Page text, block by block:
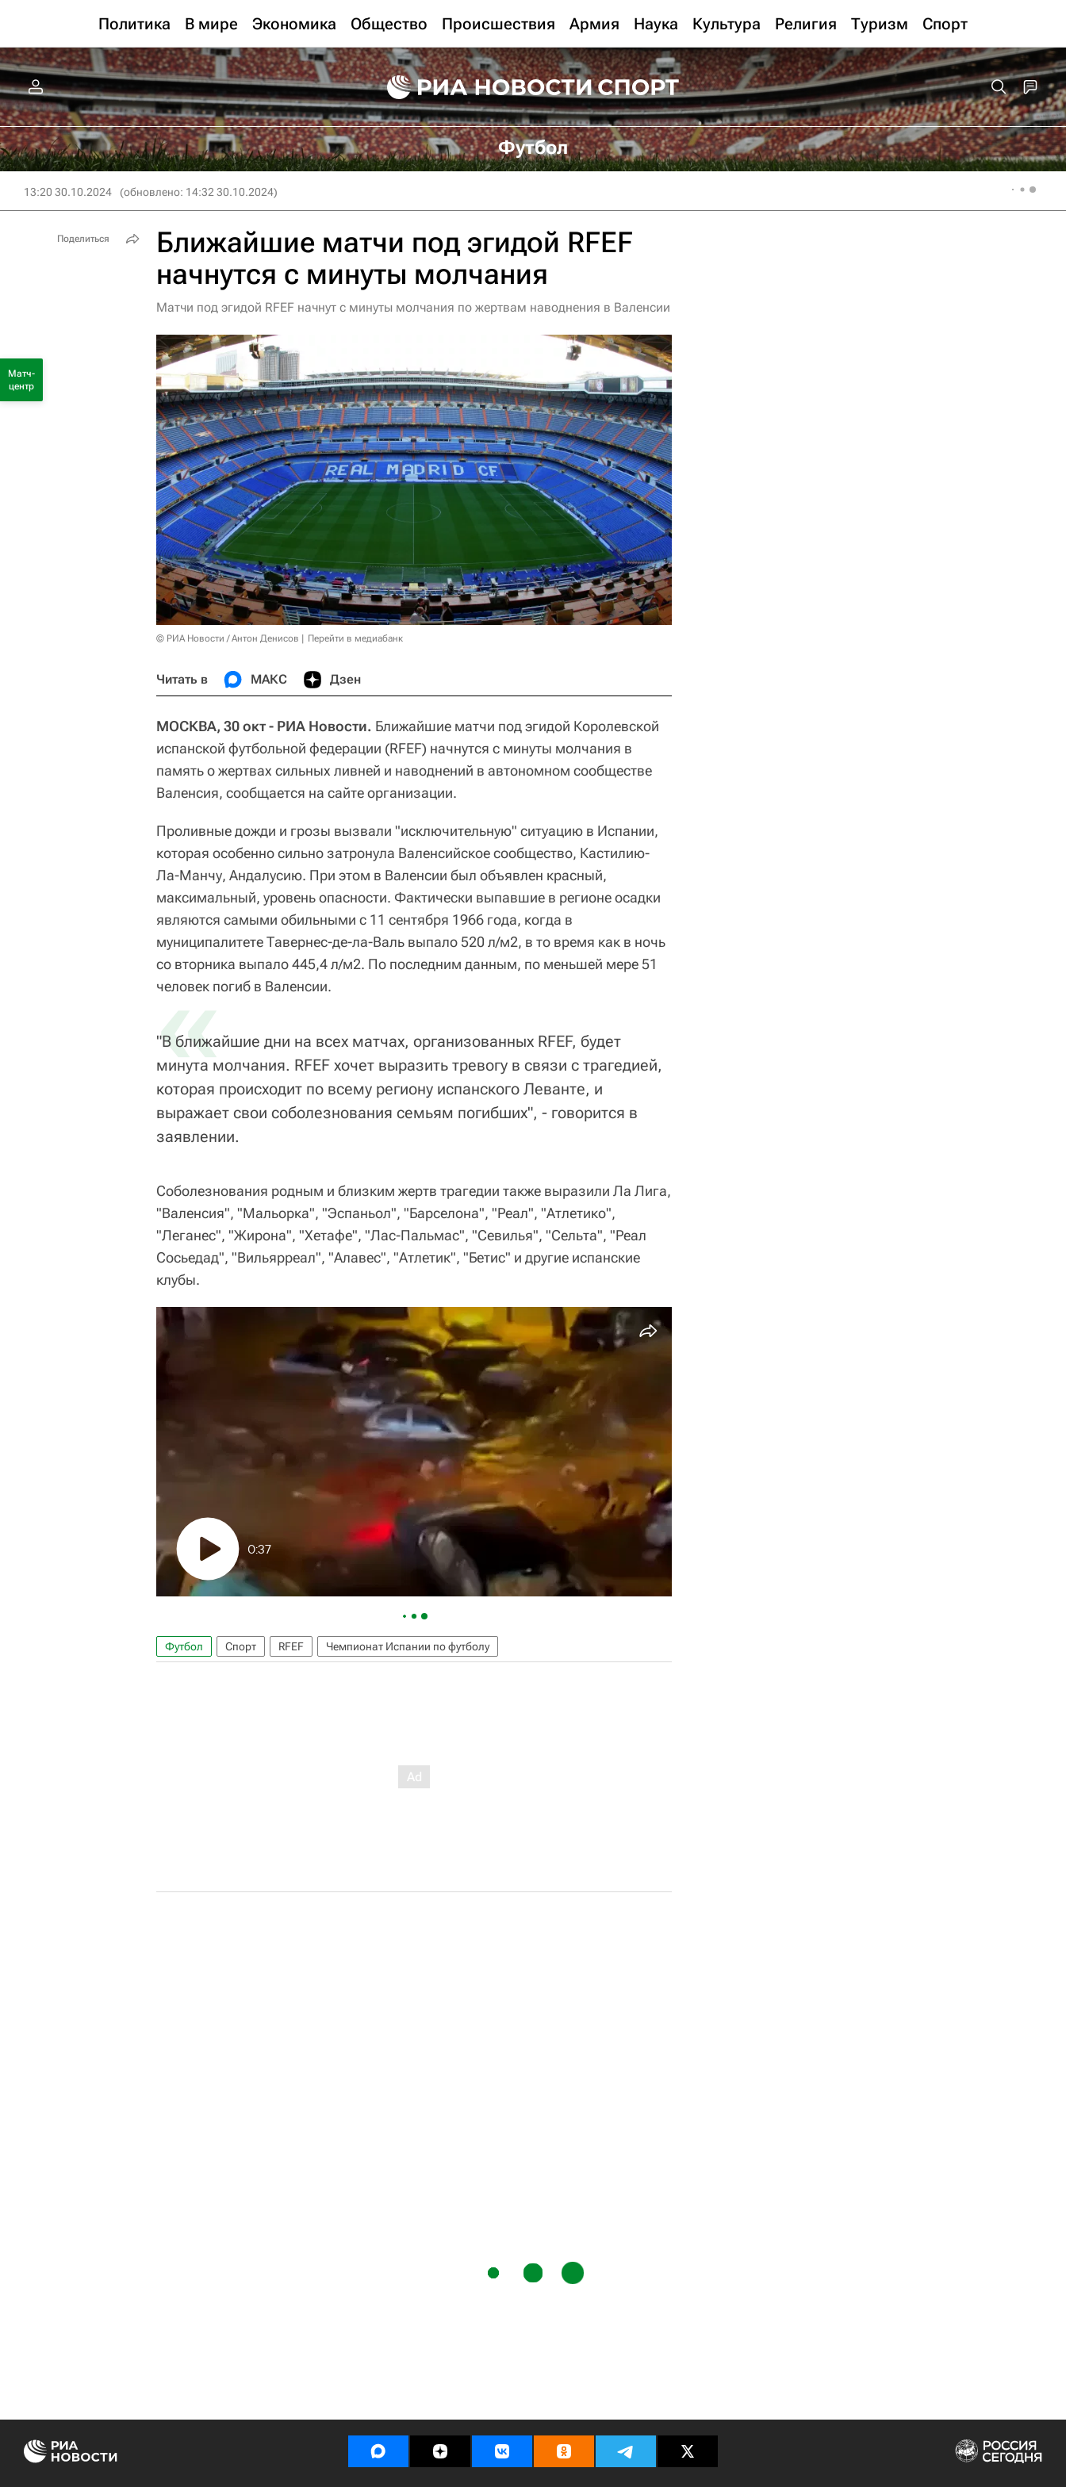
Политика В мире Экономика Общество Происшествия Армия Наука Культура Религия Туризм Спорт
Футбол
13:20 30.10.2024 (обновлено: 14:32 30.10.2024)
Ближайшие матчи под эгидой RFEF
начнутся с минуты молчания
Матчи под эгидой RFEF начнут с минуты молчания по жертвам наводнения в Валенсии
© РИА Новости / Антон Денисов Перейти в медиабанк
Читать в МАКС Дзен
МОСКВА, 30 окт - РИА Новости. Ближайшие матчи под эгидой Королевской
испанской футбольной федерации (RFEF) начнутся с минуты молчания в
память о жертвах сильных ливней и наводнений в автономном сообществе
Валенсия, сообщается на сайте организации.
Проливные дожди и грозы вызвали "исключительную" ситуацию в Испании,
которая особенно сильно затронула Валенсийское сообщество, Кастилию-
Ла-Манчу, Андалусию. При этом в Валенсии был объявлен красный,
максимальный, уровень опасности. Фактически выпавшие в регионе осадки
являются самыми обильными с 11 сентября 1966 года, когда в
муниципалитете Тавернес-де-ла-Валь выпало 520 л/м2, в то время как в ночь
со вторника выпало 445,4 л/м2. По последним данным, по меньшей мере 51
человек погиб в Валенсии.
«
"В ближайшие дни на всех матчах, организованных RFEF, будет
минута молчания. RFEF хочет выразить тревогу в связи с трагедией,
которая происходит по всему региону испанского Леванте, и
выражает свои соболезнования семьям погибших", - говорится в
заявлении.
Соболезнования родным и близким жертв трагедии также выразили Ла Лига,
"Валенсия", "Мальорка", "Эспаньол", "Барселона", "Реал", "Атлетико",
"Леганес", "Жирона", "Хетафе", "Лас-Пальмас", "Севилья", "Сельта", "Реал
Сосьедад", "Вильярреал", "Алавес", "Атлетик", "Бетис" и другие испанские
клубы.
0:37
Футбол Спорт RFEF Чемпионат Испании по футболу
Поделиться
Матч-
центр